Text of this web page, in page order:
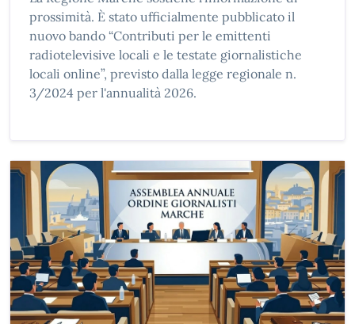
prossimità. È stato ufficialmente pubblicato il
nuovo bando “Contributi per le emittenti
radiotelevisive locali e le testate giornalistiche
locali online”, previsto dalla legge regionale n.
3/2024 per l'annualità 2026.